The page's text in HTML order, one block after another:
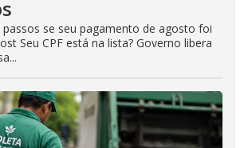
se seu pagamento de agosto foi
Seu CPF está na lista? Governo libera